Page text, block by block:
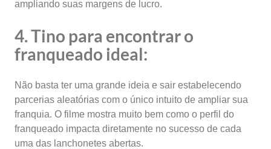
ampliando suas margens de lucro.
4. Tino para encontrar o
franqueado ideal:
Não basta ter uma grande ideia e sair estabelecendo
parcerias aleatórias com o único intuito de ampliar sua
franquia. O filme mostra muito bem como o perfil do
franqueado impacta diretamente no sucesso de cada
uma das lanchonetes abertas.